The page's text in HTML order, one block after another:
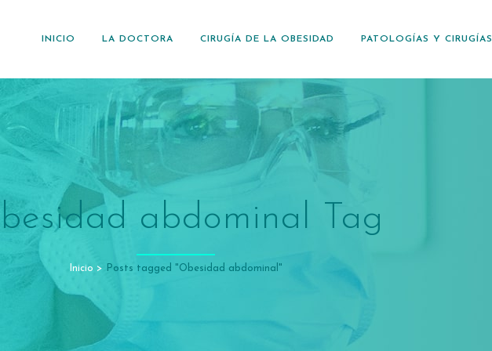
INICIO LA DOCTORA CIRUGÍA DE LA OBESIDAD PATOLOGÍAS Y CIRUGÍAS
abdominal Tag
Inicio > Posts tagged "Obesidad abdominal"